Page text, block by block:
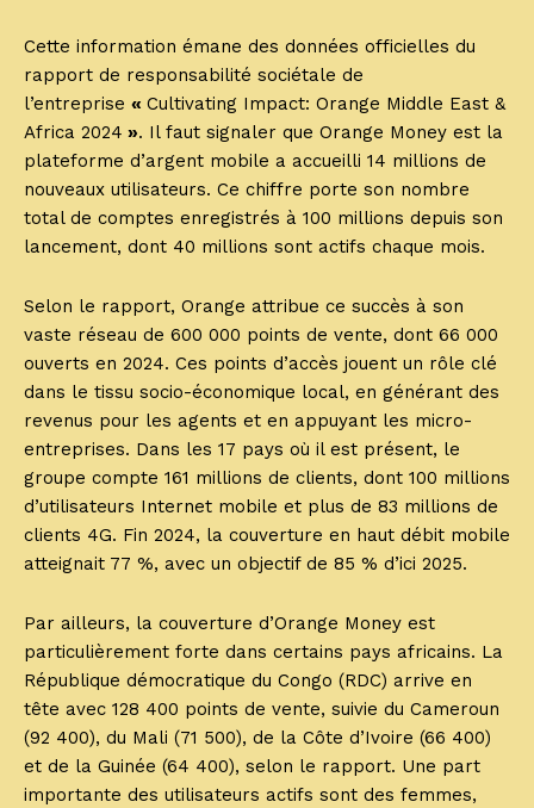
Cette information émane des données officielles du
rapport de responsabilité sociétale de
l’entreprise « Cultivating Impact: Orange Middle East &
Africa 2024 ». Il faut signaler que Orange Money est la
plateforme d’argent mobile a accueilli 14 millions de
nouveaux utilisateurs. Ce chiffre porte son nombre
total de comptes enregistrés à 100 millions depuis son
lancement, dont 40 millions sont actifs chaque mois.
Selon le rapport, Orange attribue ce succès à son
vaste réseau de 600 000 points de vente, dont 66 000
ouverts en 2024. Ces points d’accès jouent un rôle clé
dans le tissu socio-économique local, en générant des
revenus pour les agents et en appuyant les micro-
entreprises. Dans les 17 pays où il est présent, le
groupe compte 161 millions de clients, dont 100 millions
d’utilisateurs Internet mobile et plus de 83 millions de
clients 4G. Fin 2024, la couverture en haut débit mobile
atteignait 77 %, avec un objectif de 85 % d’ici 2025.
Par ailleurs, la couverture d’Orange Money est
particulièrement forte dans certains pays africains. La
République démocratique du Congo (RDC) arrive en
tête avec 128 400 points de vente, suivie du Cameroun
(92 400), du Mali (71 500), de la Côte d’Ivoire (66 400)
et de la Guinée (64 400), selon le rapport. Une part
importante des utilisateurs actifs sont des femmes,